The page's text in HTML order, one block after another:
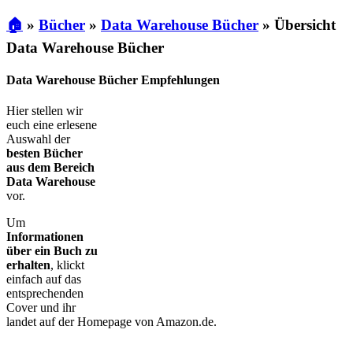
🏠 » Bücher » Data Warehouse Bücher » Übersicht
Data Warehouse Bücher
Data Warehouse Bücher Empfehlungen
Hier stellen wir
euch eine erlesene
Auswahl der
besten Bücher
aus dem Bereich
Data Warehouse
vor.
Um
Informationen
über ein Buch zu
erhalten, klickt
einfach auf das
entsprechenden
Cover und ihr
landet auf der Homepage von Amazon.de.